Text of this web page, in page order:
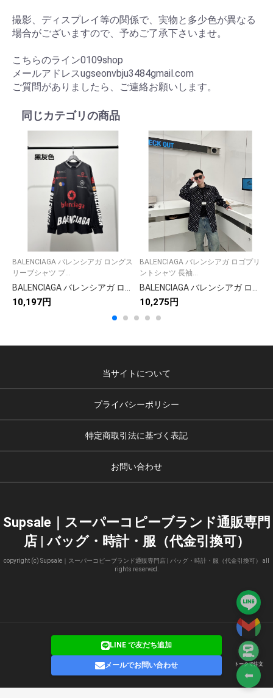
撮影、ディスプレイ等の関係で、実物と多少色が異なる
場合がございますので、予めご了承下さいませ。
こちらのライン0109shop
メールアドレスugseonvbju3484gmail.com
ご質問がありましたら、ご連絡お願いします。
トークで注文
⬅
同じカテゴリの商品
BALENCIAGA バレンシアガ ロングス
リーブシャツ ブ...
10,197円
BALENCIAGA バレンシアガ ロゴプリ
ントシャツ 長袖...
10,275円
当サイトについて
プライバシーポリシー
特定商取引法に基づく表記
お問い合わせ
Supsale｜スーパーコピーブランド通販専門
店 | バッグ・時計・服（代金引換可）
copyright (c) Supsale｜スーパーコピーブランド通販専門店 | バッグ・時計・服（代金引換可） all
rights reserved.
LINE で友だち追加
メールでお問い合わせ